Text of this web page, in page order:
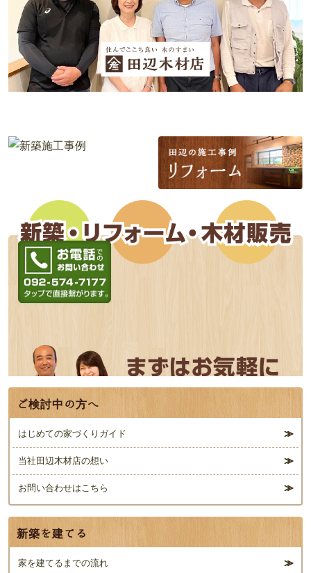
092-574-7177
ムへ
ご検討中の方へ
はじめての家づくりガイド
当社田辺木材店の想い
お問い合わせはこちら
新築を建てる
家を建てるまでの流れ